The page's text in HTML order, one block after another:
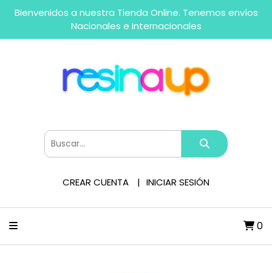
Bienvenidos a nuestra Tienda Online. Tenemos envíos
Nacionales e Internacionales
CREAR CUENTA INICIAR SESIÓN
0